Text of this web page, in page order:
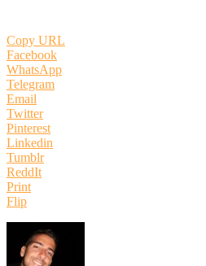
Copy URL
Facebook
WhatsApp
Telegram
Email
Twitter
Pinterest
Linkedin
Tumblr
ReddIt
Print
Flip